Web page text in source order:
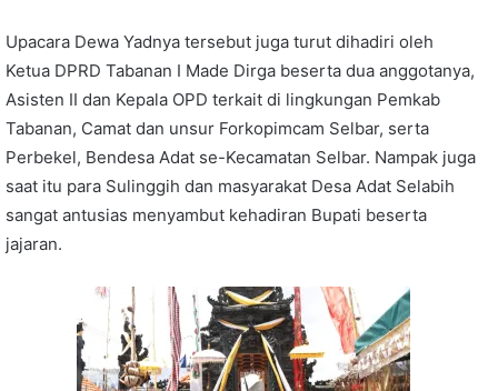
Upacara Dewa Yadnya tersebut juga turut dihadiri oleh
Ketua DPRD Tabanan I Made Dirga beserta dua anggotanya,
Asisten II dan Kepala OPD terkait di lingkungan Pemkab
Tabanan, Camat dan unsur Forkopimcam Selbar, serta
Perbekel, Bendesa Adat se-Kecamatan Selbar. Nampak juga
saat itu para Sulinggih dan masyarakat Desa Adat Selabih
sangat antusias menyambut kehadiran Bupati beserta
jajaran.